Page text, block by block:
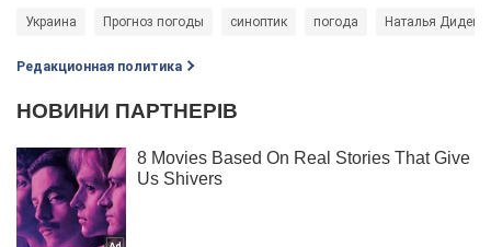
Украина Прогноз погоды синоптик погода Наталья
Редакционная политика